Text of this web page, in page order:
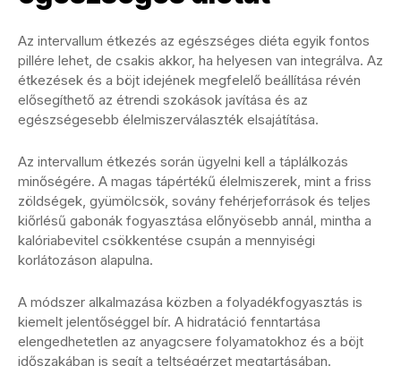
Az intervallum étkezés az egészséges diéta egyik fontos
pillére lehet, de csakis akkor, ha helyesen van integrálva. Az
étkezések és a böjt idejének megfelelő beállítása révén
elősegíthető az étrendi szokások javítása és az
egészségesebb élelmiszerválaszték elsajátítása.
Az intervallum étkezés során ügyelni kell a táplálkozás
minőségére. A magas tápértékű élelmiszerek, mint a friss
zöldségek, gyümölcsök, sovány fehérjeforrások és teljes
kiőrlésű gabonák fogyasztása előnyösebb annál, mintha a
kalóriabevitel csökkentése csupán a mennyiségi
korlátozáson alapulna.
A módszer alkalmazása közben a folyadékfogyasztás is
kiemelt jelentőséggel bír. A hidratáció fenntartása
elengedhetetlen az anyagcsere folyamatokhoz és a böjt
időszakában is segít a teltségérzet megtartásában.